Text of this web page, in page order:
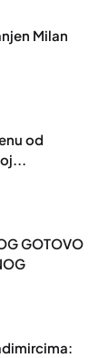
Milan
od
GOTOVO